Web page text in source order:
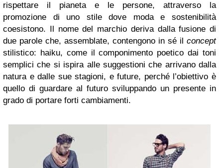
rispettare il pianeta e le persone, attraverso la
promozione di uno stile dove moda e sostenibilità
coesistono. Il nome del marchio deriva dalla fusione di
due parole che, assemblate, contengono in sé il concept
stilistico: haiku, come il componimento poetico dai toni
semplici che si ispira alle suggestioni che arrivano dalla
natura e dalle sue stagioni, e future, perché l’obiettivo è
quello di guardare al futuro sviluppando un presente in
grado di portare forti cambiamenti.